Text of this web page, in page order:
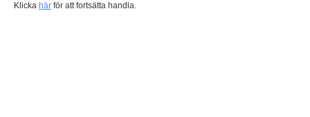
Klicka här för att fortsätta handla.